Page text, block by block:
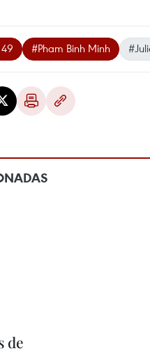
#Pham Binh Minh
de